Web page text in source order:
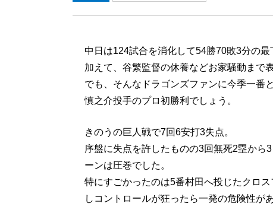
中日は124試合を消化して54勝70敗3分の最
加えて、谷繁監督の休養などお家騒動まで
でも、そんなドラゴンズファンに今季一番
慎之介投手のプロ初勝利でしょう。
きのうの巨人戦で7回6安打3失点。
序盤に失点を許したものの3回無死2塁から
ーンは圧巻でした。
特にすごかったのは5番村田へ投じたクロ
しコントロールが狂ったら一発の危険性が